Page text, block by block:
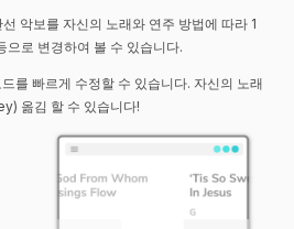
악보를 자신의 노래와 연주 방법에 따라 1
으로 변경하여 볼 수 있습니다.
를 빠르게 수정할 수 있습니다. 자신의 노래
옮김 할 수 있습니다!